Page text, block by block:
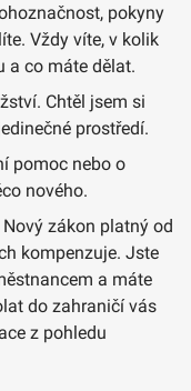
pokyny
Vždy víte, v kolik
a co máte dělat.
Chtěl jsem si
prostředí.
pomoc nebo o
nového.
zákon platný od
kompenzuje. Jste
a máte
do zahraničí vás
z pohledu